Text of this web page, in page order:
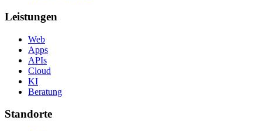
Leistungen
Web
Apps
APIs
Cloud
KI
Beratung
Standorte